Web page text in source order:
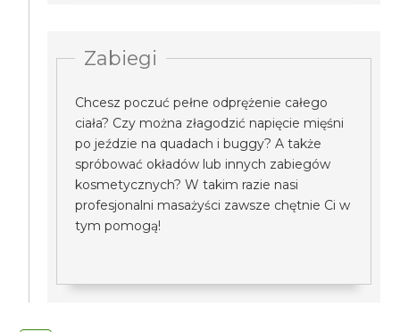
Zabiegi
Chcesz poczuć pełne odprężenie całego
ciała? Czy można złagodzić napięcie mięśni
po jeździe na quadach i buggy? A także
spróbować okładów lub innych zabiegów
kosmetycznych? W takim razie nasi
profesjonalni masażyści zawsze chętnie Ci w
tym pomogą!